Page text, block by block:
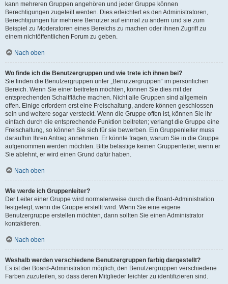
kann mehreren Gruppen angehören und jeder Gruppe können
Berechtigungen zugeteilt werden. Dies erleichtert es den Administratoren,
Berechtigungen für mehrere Benutzer auf einmal zu ändern und sie zum
Beispiel zu Moderatoren eines Bereichs zu machen oder ihnen Zugriff zu
einem nichtöffentlichen Forum zu geben.
Nach oben
Wo finde ich die Benutzergruppen und wie trete ich ihnen bei?
Sie finden die Benutzergruppen unter „Benutzergruppen“ im persönlichen
Bereich. Wenn Sie einer beitreten möchten, können Sie dies mit der
entsprechenden Schaltfläche machen. Nicht alle Gruppen sind allgemein
offen. Einige erfordern erst eine Freischaltung, andere können geschlossen
sein und weitere sogar versteckt. Wenn die Gruppe offen ist, können Sie ihr
einfach durch die entsprechende Funktion beitreten; verlangt die Gruppe eine
Freischaltung, so können Sie sich für sie bewerben. Ein Gruppenleiter muss
daraufhin Ihren Antrag annehmen. Er könnte fragen, warum Sie in die Gruppe
aufgenommen werden möchten. Bitte belästige keinen Gruppenleiter, wenn er
Sie ablehnt, er wird einen Grund dafür haben.
Nach oben
Wie werde ich Gruppenleiter?
Der Leiter einer Gruppe wird normalerweise durch die Board-Administration
festgelegt, wenn die Gruppe erstellt wird. Wenn Sie eine eigene
Benutzergruppe erstellen möchten, dann sollten Sie einen Administrator
kontaktieren.
Nach oben
Weshalb werden verschiedene Benutzergruppen farbig dargestellt?
Es ist der Board-Administration möglich, den Benutzergruppen verschiedene
Farben zuzuteilen, so dass deren Mitglieder leichter zu identifizieren sind.